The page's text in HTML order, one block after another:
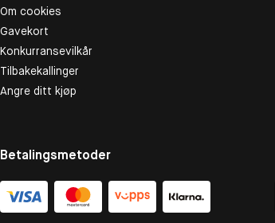
Om cookies
Gavekort
Konkurransevilkår
Tilbakekallinger
Angre ditt kjøp
Betalingsmetoder